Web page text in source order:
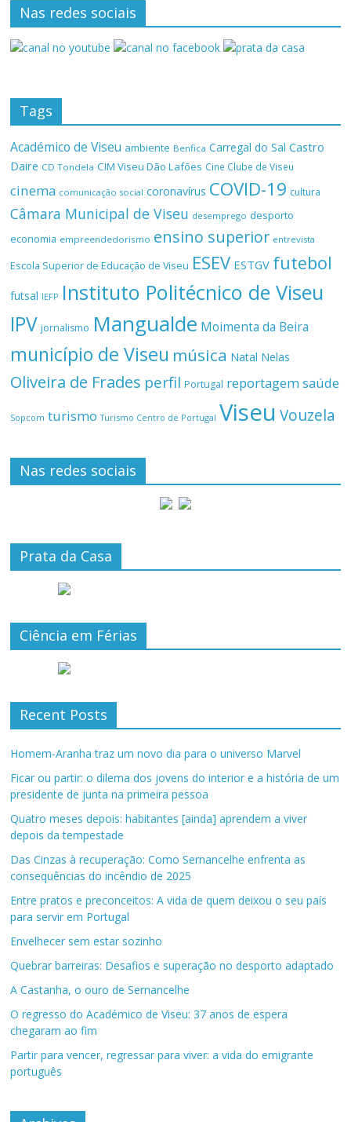
Nas redes sociais
Tags
Académico de Viseu ambiente Benfica Carregal do Sal Castro
Daire CD Tondela CIM Viseu Dão Lafões Cine Clube de Viseu
cinema comunicação social coronavírus COVID-19 cultura
Câmara Municipal de Viseu desemprego desporto
economia empreendedorismo ensino superior entrevista
Escola Superior de Educação de Viseu ESEV ESTGV futebol
futsal IEFP Instituto Politécnico de Viseu
IPV jornalismo Mangualde Moimenta da Beira
município de Viseu música Natal Nelas
Oliveira de Frades perfil Portugal reportagemsaúde
Sopcom turismo Turismo Centro de Portugal Viseu Vouzela
Nas redes sociais
Prata da Casa
Ciência em Férias
Recent Posts
Homem-Aranha traz um novo dia para o universo Marvel
Ficar ou partir: o dilema dos jovens do interior e a história de um
presidente de junta na primeira pessoa
Quatro meses depois: habitantes [ainda] aprendem a viver
depois da tempestade
Das Cinzas à recuperação: Como Sernancelhe enfrenta as
consequências do incêndio de 2025
Entre pratos e preconceitos: A vida de quem deixou o seu país
para servir em Portugal
Envelhecer sem estar sozinho
Quebrar barreiras: Desafios e superação no desporto adaptado
A Castanha, o ouro de Sernancelhe
O regresso do Académico de Viseu: 37 anos de espera
chegaram ao fim
Partir para vencer, regressar para viver: a vida do emigrante
português